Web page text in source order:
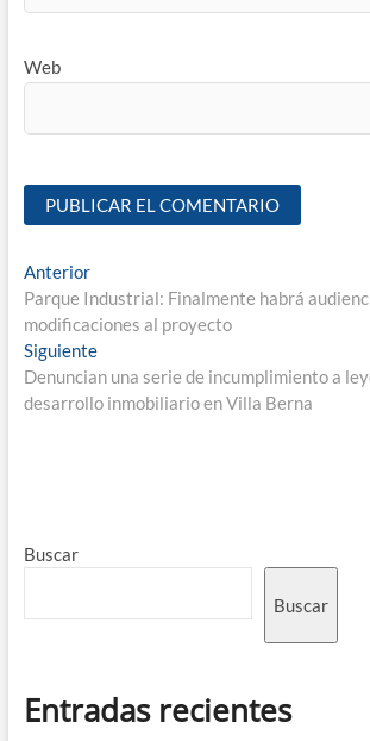
Web
Anterior
Parque Industrial: Finalmente habrá
modificaciones al proyecto
Siguiente
Denuncian una serie de incumplimiento a
desarrollo inmobiliario en Villa Berna
Buscar
Buscar
Entradas recientes